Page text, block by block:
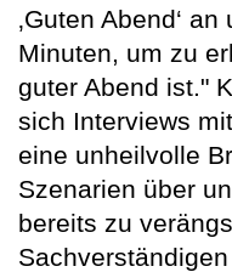
‚Guten Abend‘
Minuten, um zu
guter Abend ist."
sich Interviews
eine unheilvolle
Szenarien über
bereits zu